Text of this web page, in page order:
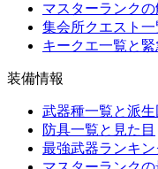
マスターランク
集会所クエスト一
キークエ一覧と緊
装備情報
武器種一覧と派生
防具一覧と見た目
最強武器ランキン